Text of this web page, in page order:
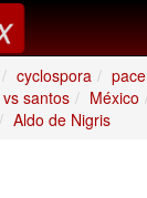
cyclospora
santos México
Aldo de Nigris